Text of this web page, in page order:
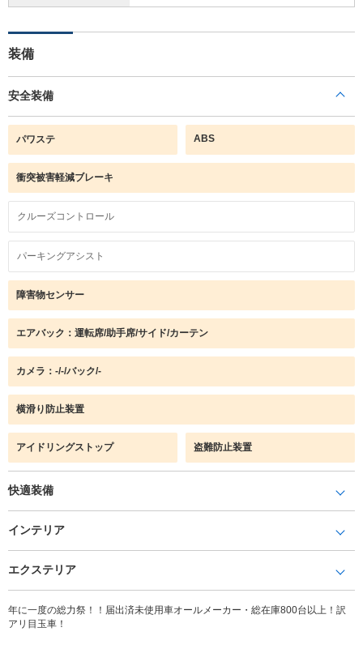
装備
安全装備
パワステ ABS
衝突被害軽減ブレーキ
クルーズコントロール
パーキングアシスト
障害物センサー
エアバック：運転席/助手席/サイド/カーテン
カメラ：-/-/バック/-
横滑り防止装置
アイドリングストップ 盗難防止装置
快適装備
インテリア
エクステリア
年に一度の総力祭！！届出済未使用車オールメーカー・総在庫800台以上！訳
アリ目玉車！